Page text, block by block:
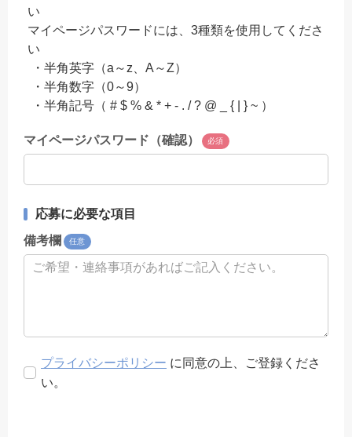
い
マイページパスワードには、3種類を使用してくださ
い
・半角英字（a～z、A～Z）
・半角数字（0～9）
・半角記号（ # $ % & * + - . / ? @ _ { | } ~ ）
マイページパスワード（確認） 必須
応募に必要な項目
備考欄
任意
プライバシーポリシー に同意の上、ご登録くださ
い。